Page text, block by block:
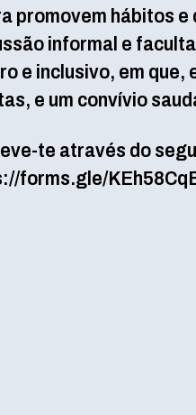
promovem hábitos
informal e
e inclusivo, em
e um convívio
te através do
forms.gle/